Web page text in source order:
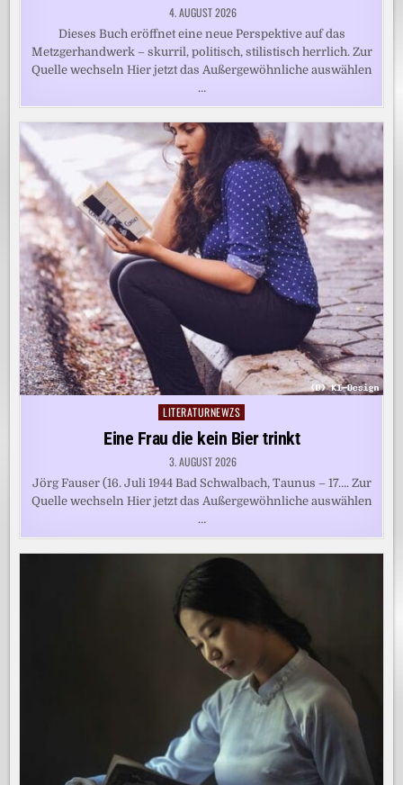
4. AUGUST 2026
Dieses Buch eröffnet eine neue Perspektive auf das
Metzgerhandwerk – skurril, politisch, stilistisch herrlich. Zur
Quelle wechseln Hier jetzt das Außergewöhnliche auswählen
…
Posted
LITERATURNEWZS
Eine Frau die kein Bier trinkt
3. AUGUST 2026
Jörg Fauser (16. Juli 1944 Bad Schwalbach, Taunus – 17…. Zur
Quelle wechseln Hier jetzt das Außergewöhnliche auswählen
…